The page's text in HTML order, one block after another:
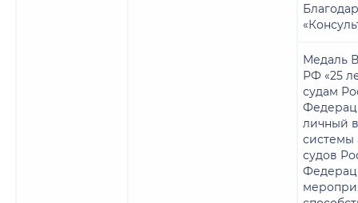
Медаль
РФ «25
судам
личный
системы
судов